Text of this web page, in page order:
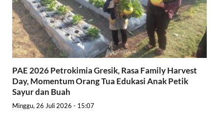
PAE 2026 Petrokimia Gresik, Rasa Family Harvest
Day, Momentum Orang Tua Edukasi Anak Petik
Sayur dan Buah
Minggu, 26 Juli 2026 - 15:07